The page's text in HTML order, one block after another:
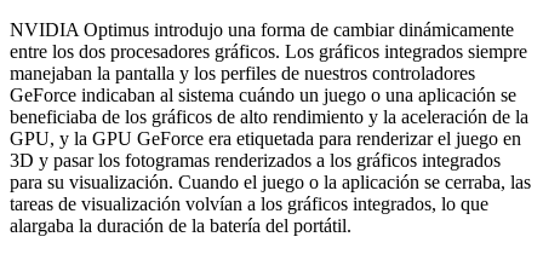
NVIDIA Optimus introdujo una forma de cambiar dinámicamente
entre los dos procesadores gráficos. Los gráficos integrados siempre
manejaban la pantalla y los perfiles de nuestros controladores
GeForce indicaban al sistema cuándo un juego o una aplicación se
beneficiaba de los gráficos de alto rendimiento y la aceleración de la
GPU, y la GPU GeForce era etiquetada para renderizar el juego en
3D y pasar los fotogramas renderizados a los gráficos integrados
para su visualización. Cuando el juego o la aplicación se cerraba, las
tareas de visualización volvían a los gráficos integrados, lo que
alargaba la duración de la batería del portátil.